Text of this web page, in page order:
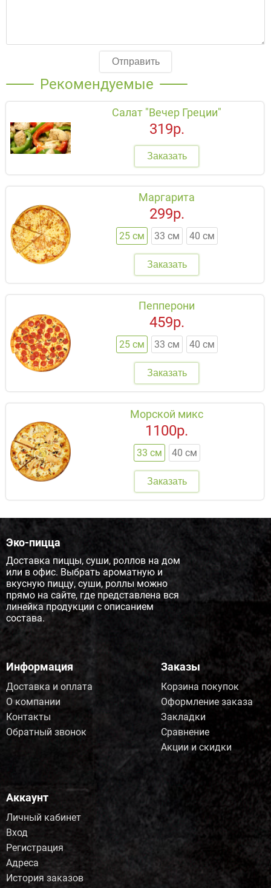
Отправить
Рекомендуемые
Салат "Вечер Греции"
319р.
Заказать
Маргарита
25 см 33 см 40 см
299р.
Заказать
Пепперони
25 см 33 см 40 см
459р.
Заказать
Морской микс
33 см 40 см
1100р.
Заказать
Эко-пицца
Доставка пиццы, суши, роллов на дом
или в офис. Выбрать ароматную и
вкусную пиццу, суши, роллы можно
прямо на сайте, где представлена вся
линейка продукции с описанием
состава.
Информация
Доставка и оплата
О компании
Контакты
Обратный звонок
Заказы
Корзина покупок
Оформление заказа
Закладки
Сравнение
Акции и скидки
Аккаунт
Личный кабинет
Вход
Регистрация
Адреса
История заказов